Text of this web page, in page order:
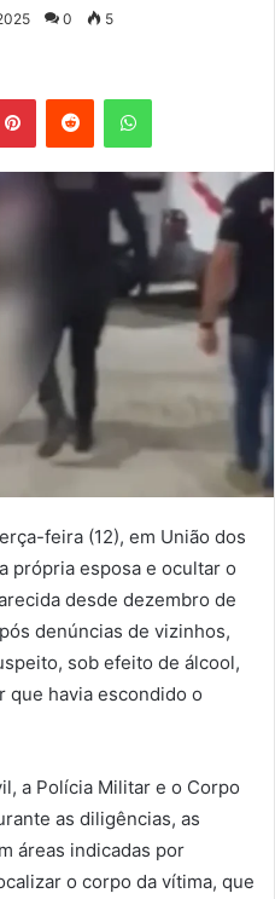
0 5
PinterestReddit WhatsApp
feira (12), em União dos
própria esposa e ocultar o
desde dezembro de
denúncias de vizinhos,
sob efeito de álcool,
que havia escondido o
a Polícia Militar e o Corpo
as diligências, as
áreas indicadas por
o corpo da vítima, que